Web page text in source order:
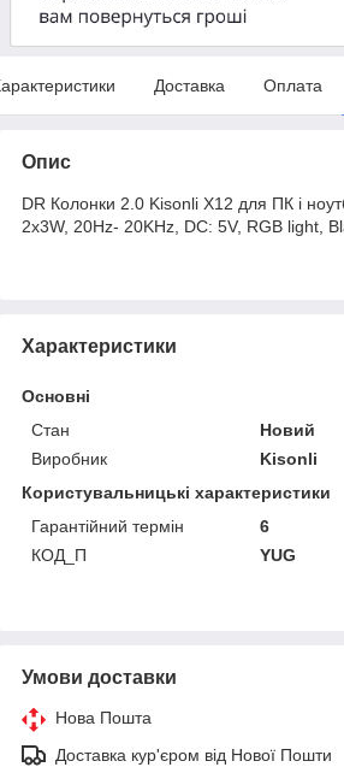
Доставка Оплата
Опис
DR Колонки 2.0 Kisonli X12 для ПК і
2x3W, 20Hz- 20KHz, DC: 5V, RGB light,
Характеристики
Основні
Стан
Новий
Виробник
Kisonli
Користувальницькі характеристики
Гарантійний термін
6
КОД_П
YUG
Умови доставки
Нова Пошта
Доставка кур'єром від Нової Пошти